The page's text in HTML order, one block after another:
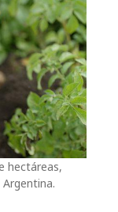
hectáreas,